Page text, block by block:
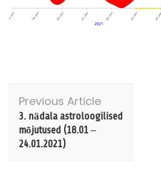
Post
Navigation
Previous Article
3. nädala astroloogilised
mõjutused (18.01 –
24.01.2021)